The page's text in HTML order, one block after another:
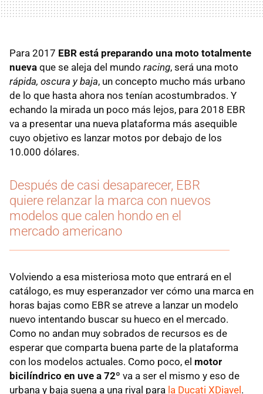
Para 2017 EBR está preparando una moto totalmente
nueva que se aleja del mundo racing, será una moto
rápida, oscura y baja, un concepto mucho más urbano
de lo que hasta ahora nos tenían acostumbrados. Y
echando la mirada un poco más lejos, para 2018 EBR
va a presentar una nueva plataforma más asequible
cuyo objetivo es lanzar motos por debajo de los
10.000 dólares.
Después de casi desaparecer, EBR
quiere relanzar la marca con nuevos
modelos que calen hondo en el
mercado americano
Volviendo a esa misteriosa moto que entrará en el
catálogo, es muy esperanzador ver cómo una marca en
horas bajas como EBR se atreve a lanzar un modelo
nuevo intentando buscar su hueco en el mercado.
Como no andan muy sobrados de recursos es de
esperar que comparta buena parte de la plataforma
con los modelos actuales. Como poco, el motor
bicilíndrico en uve a 72º va a ser el mismo y eso de
urbana y baja suena a una rival para la Ducati XDiavel.